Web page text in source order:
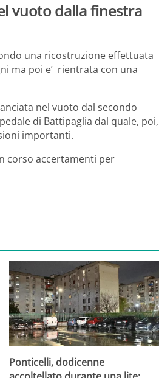
vuoto dalla finestra
una ricostruzione effettuata
ma poi e’ rientrata con una
nel vuoto dal secondo
di Battipaglia dal quale, poi,
importanti.
corso accertamenti per
Ponticelli, dodicenne